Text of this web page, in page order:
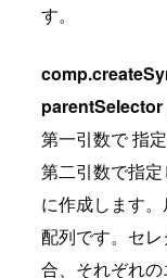
す。
parentSelector
第一引数で 指
第二引数で指
に作成します
配列です。セ
合、それぞれ